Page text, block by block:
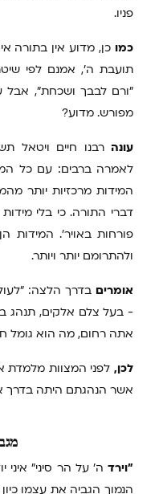
פניו.
כמו כן, מדוע אין בתורה
תועבת ה', אמנם לפי
"ורם לבבך ושכחת", אבל
מפורש. מדוע?
עונה רבנו חיים ויטאל
לאמרה ברבים: עם כל
המידות מרכזיות יותר
דברי התורה. כי בלי
פורחות באויר'.
ולהתרומם יותר ויותר.
אומרים בדרך הלצה:
- בעל צלם אלקים, תנהג
אתה רחום, מה הוא גומל
לכן, לפני המצוות מלמדת
אשר הנהגתם היתה
"וירד ה' על הר סיני"
הנמוך הגביה את עצמו